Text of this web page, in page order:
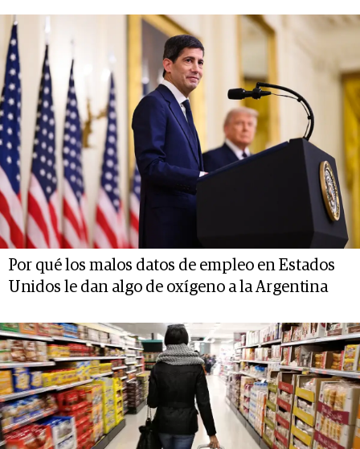
Por qué los malos datos de empleo en Estados
Unidos le dan algo de oxígeno a la Argentina